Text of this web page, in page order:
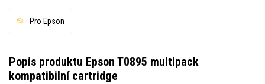
Pro Epson
Popis produktu Epson T0895 multipack
kompatibilní cartridge